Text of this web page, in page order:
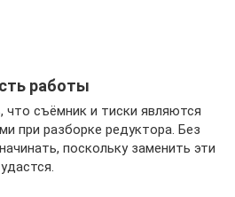
работы
что съёмник и тиски являются
при разборке редуктора. Без
поскольку заменить эти